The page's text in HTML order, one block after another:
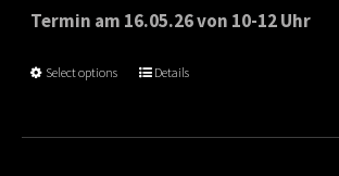
€65.00
Termin am 16.05.26 von 10-12 Uhr
Select options Details